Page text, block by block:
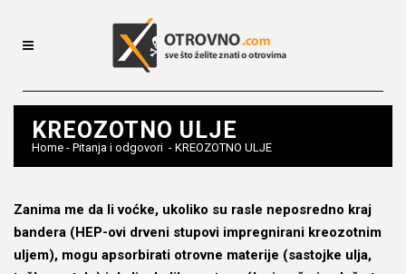
KREOZOTNO ULJE
Home - Pitanja i odgovori - KREOZOTNO ULJE
Zanima me da li voćke, ukoliko su rasle neposredno kraj
bandera (HEP-ovi drveni stupovi impregnirani kreozotnim
uljem), mogu apsorbirati otrovne materije (sastojke ulja,